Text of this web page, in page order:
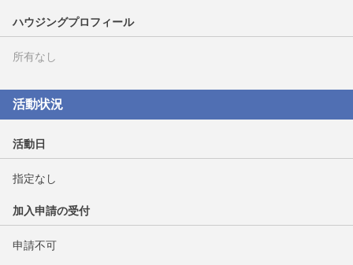
ハウジングプロフィール
所有なし
活動状況
活動日
指定なし
加入申請の受付
申請不可